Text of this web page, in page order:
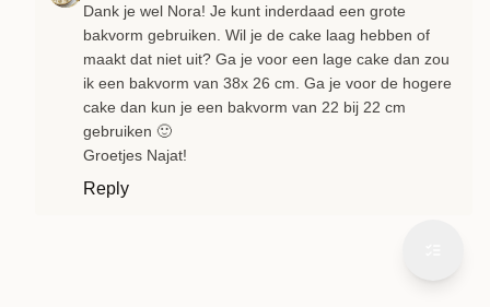
Dank je wel Nora! Je kunt inderdaad een grote
bakvorm gebruiken. Wil je de cake laag hebben of
maakt dat niet uit? Ga je voor een lage cake dan zou
ik een bakvorm van 38x 26 cm. Ga je voor de hogere
cake dan kun je een bakvorm van 22 bij 22 cm
gebruiken 🙂
Groetjes Najat!
Reply